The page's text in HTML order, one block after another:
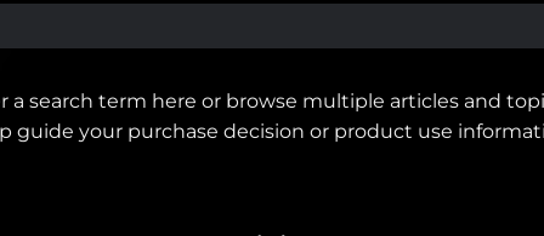
a search term here or browse multiple articles and
guide your purchase decision or product use